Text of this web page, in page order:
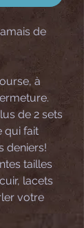
de
à
de 2 sets
qui fait
deniers!
tailles
lacets
votre